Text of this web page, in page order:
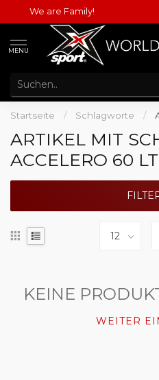
We are Family!
MENU
Startseite / Schlagworte /
ARTIKEL MIT
ACCELERO 60
KEINE
WEITER